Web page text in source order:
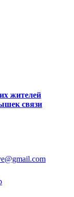
жителей
связи